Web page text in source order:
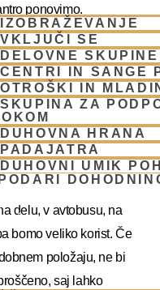
IZOBRAŽEVANJE
VKLJUČI SE
DELOVNE SKUPINE
CENTRI IN SANGE
OTROŠKI IN
SKUPINA ZA
DUHOVNA HRANA
PADAJATRA
DUHOVNI UMIK
PODARI
ponovimo.
108-krat in ne
krog. Mejna kroglica
mantramo, temveč na
v nasprotni
Poleg govora in
večjo
delu, v avtobusu, na
bomo veliko korist. Če
položaju, ne bi
saj lahko